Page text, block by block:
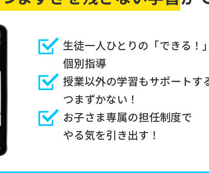
生徒一人ひとりの「できる！
個別指導
授業以外の学習もサポートす
つまずかない！
お子さま専属の担任制度で
やる気を引き出す！